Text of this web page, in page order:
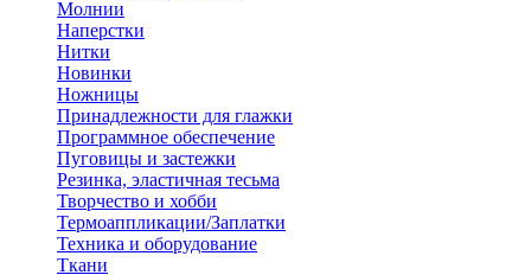
Молнии
Наперстки
Нитки
Новинки
Ножницы
Принадлежности для глажки
Программное обеспечение
Пуговицы и застежки
Резинка, эластичная тесьма
Творчество и хобби
Термоаппликации/Заплатки
Техника и оборудование
Ткани